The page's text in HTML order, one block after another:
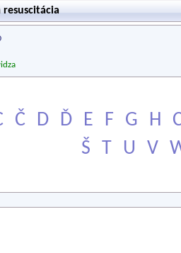
resuscitácia
Č D Ď E F G H
Š
T U V